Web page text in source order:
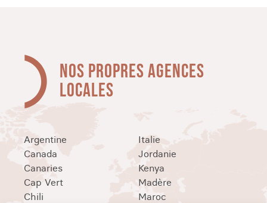
NOS PROPRES AGENCES
LOCALES
Argentine
Canada
Canaries
Cap Vert
Chili
Italie
Jordanie
Kenya
Madère
Maroc